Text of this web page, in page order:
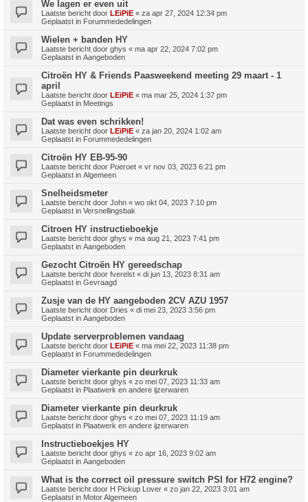
We lagen er even uit
Laatste bericht door LEiPiE « za apr 27, 2024 12:34 pm
Geplaatst in Forummededelingen
Wielen + banden HY
Laatste bericht door ghys « ma apr 22, 2024 7:02 pm
Geplaatst in Aangeboden
Citroën HY & Friends Paasweekend meeting 29 maart - 1
april
Laatste bericht door LEiPiE « ma mar 25, 2024 1:37 pm
Geplaatst in Meetings
Dat was even schrikken!
Laatste bericht door LEiPiE « za jan 20, 2024 1:02 am
Geplaatst in Forummededelingen
Citroën HY EB-95-90
Laatste bericht door Poeroet « vr nov 03, 2023 6:21 pm
Geplaatst in Algemeen
Snelheidsmeter
Laatste bericht door John « wo okt 04, 2023 7:10 pm
Geplaatst in Versnellingsbak
Citroen HY instructieboekje
Laatste bericht door ghys « ma aug 21, 2023 7:41 pm
Geplaatst in Aangeboden
Gezocht Citroën HY gereedschap
Laatste bericht door fverelst « di jun 13, 2023 8:31 am
Geplaatst in Gevraagd
Zusje van de HY aangeboden 2CV AZU 1957
Laatste bericht door Dries « di mei 23, 2023 3:56 pm
Geplaatst in Aangeboden
Update serverproblemen vandaag
Laatste bericht door LEiPiE « ma mei 22, 2023 11:38 pm
Geplaatst in Forummededelingen
Diameter vierkante pin deurkruk
Laatste bericht door ghys « zo mei 07, 2023 11:33 am
Geplaatst in Plaatwerk en andere ijzerwaren
Diameter vierkante pin deurkruk
Laatste bericht door ghys « zo mei 07, 2023 11:19 am
Geplaatst in Plaatwerk en andere ijzerwaren
Instructieboekjes HY
Laatste bericht door ghys « zo apr 16, 2023 9:02 am
Geplaatst in Aangeboden
What is the correct oil pressure switch PSI for H72 engine?
Laatste bericht door H Pickup Lover « zo jan 22, 2023 3:01 am
Geplaatst in Motor Algemeen